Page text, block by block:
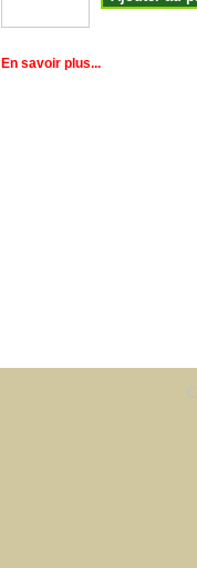
En savoir plus...